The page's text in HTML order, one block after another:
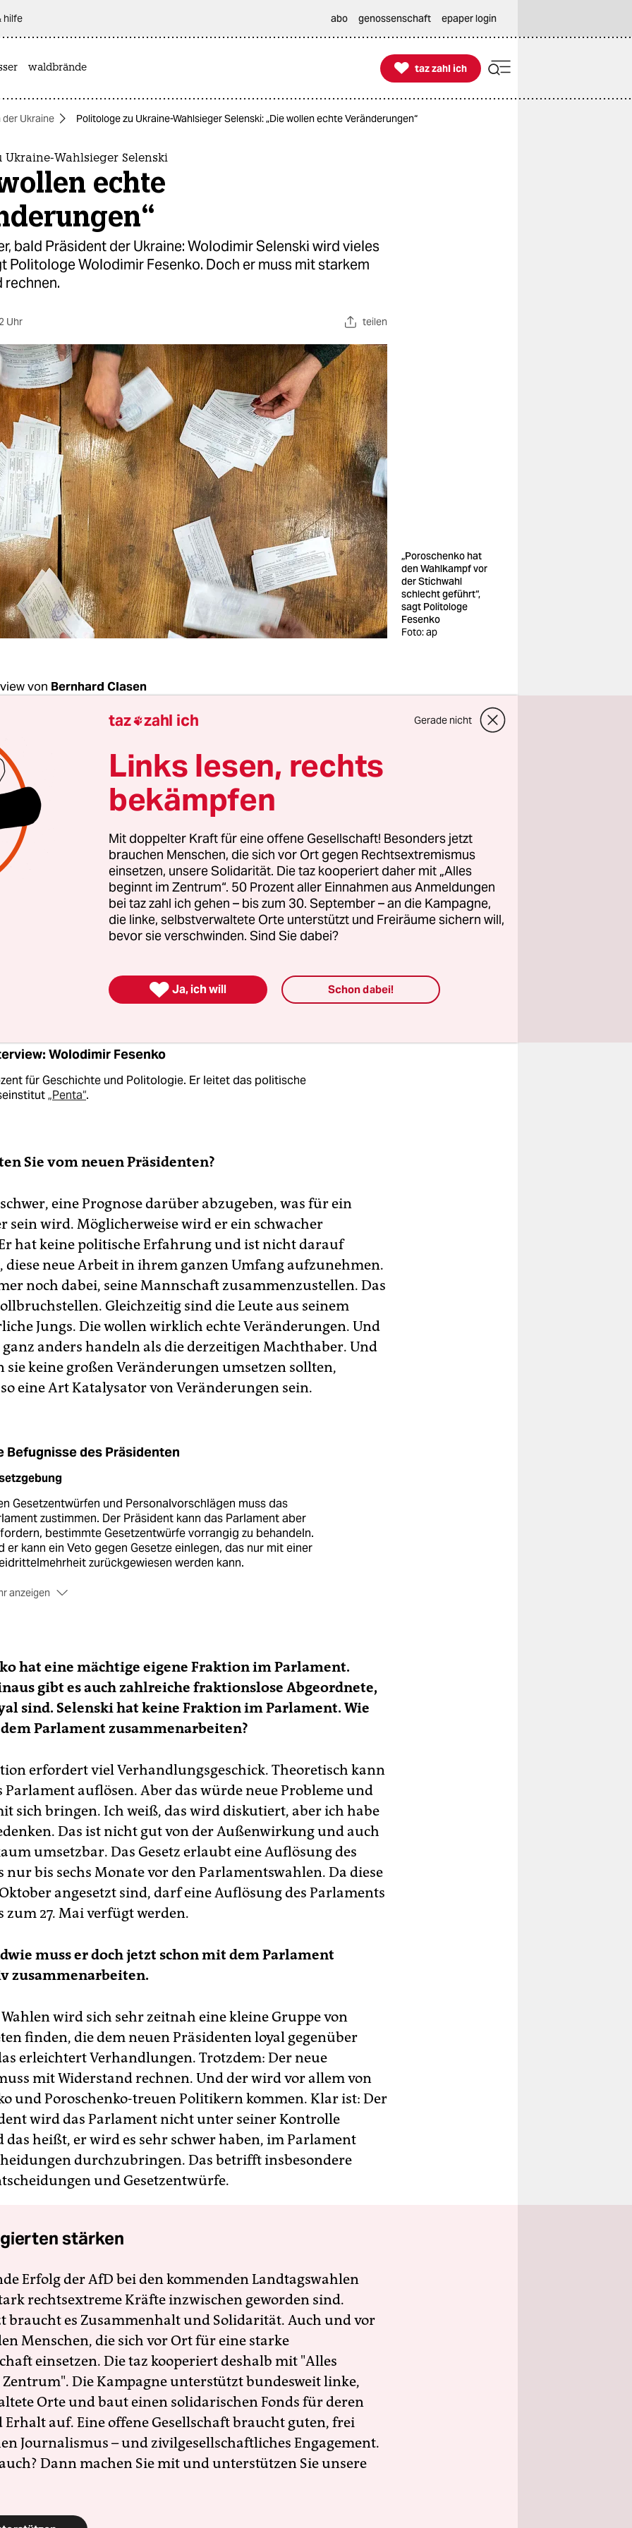
hilfe abo genossenschaft epaper login
waldbrände 
taz zahl ich
taz zahl ich
der Ukraine Politologe zu Ukraine-Wahlsieger Selenski: „Die wollen echte Veränderungen“
Ukraine-Wahlsieger Selenski
echte
bald Präsident der Ukraine: Wolodimir Selenski wird vieles
Politologe Wolodimir Fesenko. Doch er muss mit starkem
Uhr teilen
„Poroschenko hat
den Wahlkampf vor
der Stichwahl
schlecht geführt“,
sagt Politologe
Fesenko
Foto: ap
von Bernhard Clasen
Wolodimir Selenski ist
neuen Präsidenten der Ukraine gewählt worden. Hat
in dieser Höhe, überrascht?
war deutlich geworden, dass Selenski der
der Bevölkerung ist. Man wollte in der Gesellschaft
Kandidaten haben.Zwei Tage vor der Stichwahlwurde
hoch Selenski gewinnen wird, und so habe ich ein
70 zu 30 Prozent vorhergesagt. Poroschenko hat einfach
Wolodimir Fesenko
für Geschichte und Politologie. Er leitet das politische
„Penta“.
Sie vom neuen Präsidenten?
eine Prognose darüber abzugeben, was für ein
sein wird. Möglicherweise wird er ein schwacher
hat keine politische Erfahrung und ist nicht darauf
diese neue Arbeit in ihrem ganzen Umfang aufzunehmen.
noch dabei, seine Mannschaft zusammenzustellen. Das
Gleichzeitig sind die Leute aus seinem
Jungs. Die wollen wirklich echte Veränderungen. Und
anders handeln als die derzeitigen Machthaber. Und
sie keine großen Veränderungen umsetzen sollten,
eine Art Katalysator von Veränderungen sein.
Befugnisse des Präsidenten
Gesetzentwürfen und Personalvorschlägen muss das
zustimmen. Der Präsident kann das Parlament aber
bestimmte Gesetzentwürfe vorrangig zu behandeln.
er kann ein Veto gegen Gesetze einlegen, das nur mit einer
zurückgewiesen werden kann.
anzeigen
innerhalb von 4 Wochen nach einer Wahl oder von 60 Tagen
dem Rücktritt einer Regierung eine neue Regierung gebildet
– oder wenn binnen 30 Tagen nach einer ordentlichen
keine weitere Sitzung stattfand.
und Rederecht
Sitzungen des Parlaments teilnehmen.
hat eine mächtige eigene Fraktion im Parlament.
gibt es auch zahlreiche fraktionslose Abgeordnete,
sind. Selenski hat keine Fraktion im Parlament. Wie
Parlament zusammenarbeiten?
erfordert viel Verhandlungsgeschick. Theoretisch kann
Parlament auflösen. Aber das würde neue Probleme und
sich bringen. Ich weiß, das wird diskutiert, aber ich habe
Das ist nicht gut von der Außenwirkung und auch
umsetzbar. Das Gesetz erlaubt eine Auflösung des
nur bis sechs Monate vor den Parlamentswahlen. Da diese
angesetzt sind, darf eine Auflösung des Parlaments
zum 27. Mai verfügt werden.
muss er doch jetzt schon mit dem Parlament
zusammenarbeiten.
wird sich sehr zeitnah eine kleine Gruppe von
finden, die dem neuen Präsidenten loyal gegenüber
erleichtert Verhandlungen. Trotzdem: Der neue
mit Widerstand rechnen. Und der wird vor allem von
und Poroschenko-treuen Politikern kommen. Klar ist: Der
wird das Parlament nicht unter seiner Kontrolle
das heißt, er wird es sehr schwer haben, im Parlament
durchzubringen. Das betrifft insbesondere
und Gesetzentwürfe.
stärken
Erfolg der AfD bei den kommenden Landtagswahlen
rechtsextreme Kräfte inzwischen geworden sind.
braucht es Zusammenhalt und Solidarität. Auch und vor
Menschen, die sich vor Ort für eine starke
einsetzen. Die taz kooperiert deshalb mit "Alles
Die Kampagne unterstützt bundesweit linke,
Orte und baut einen solidarischen Fonds für deren
Erhalt auf. Eine offene Gesellschaft braucht guten, frei
Journalismus – und zivilgesellschaftliches Engagement.
Dann machen Sie mit und unterstützen Sie unsere
taz zahl ich Gerade nicht
Links lesen, rechts
bekämpfen
Mit doppelter Kraft für eine offene Gesellschaft! Besonders jetzt
brauchen Menschen, die sich vor Ort gegen Rechtsextremismus
einsetzen, unsere Solidarität. Die taz kooperiert daher mit „Alles
beginnt im Zentrum“. 50 Prozent aller Einnahmen aus Anmeldungen
bei taz zahl ich gehen – bis zum 30. September – an die Kampagne,
die linke, selbstverwaltete Orte unterstützt und Freiräume sichern will,
bevor sie verschwinden. Sind Sie dabei?
 Ja, ich will Schon dabei!